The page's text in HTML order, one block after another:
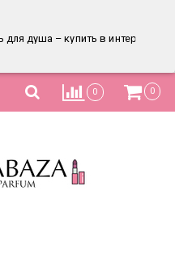
душа – купить в интернет-
0 0